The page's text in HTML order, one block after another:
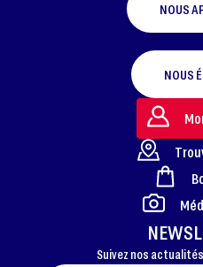
NOUS
NOUS
Suivez nos